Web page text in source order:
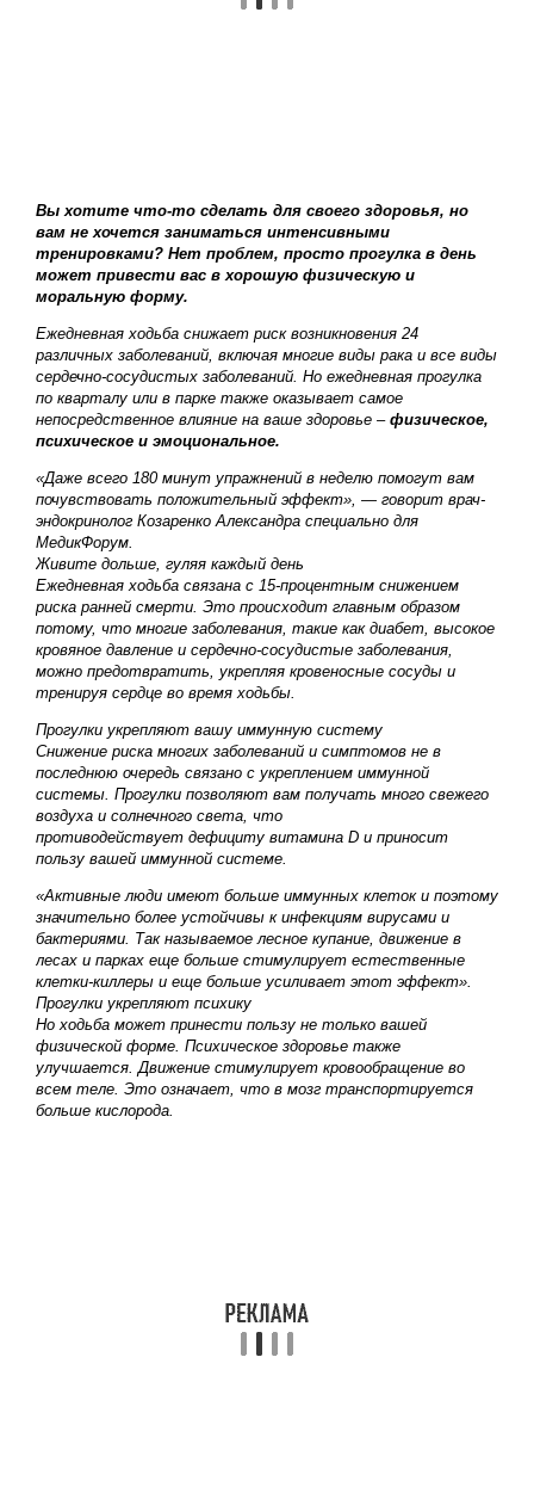
Вы хотите что-то сделать для своего здоровья, но
вам не хочется заниматься интенсивными
тренировками? Нет проблем, просто прогулка в день
может привести вас в хорошую физическую и
моральную форму.
Ежедневная ходьба снижает риск возникновения 24
различных заболеваний, включая многие виды рака и все виды
сердечно-сосудистых заболеваний. Но ежедневная прогулка
по кварталу или в парке также оказывает самое
непосредственное влияние на ваше здоровье – физическое,
психическое и эмоциональное.
«Даже всего 180 минут упражнений в неделю помогут вам
почувствовать положительный эффект», — говорит врач-
эндокринолог Козаренко Александра специально для
МедикФорум.
Живите дольше, гуляя каждый день
Ежедневная ходьба связана с 15-процентным снижением
риска ранней смерти. Это происходит главным образом
потому, что многие заболевания, такие как диабет, высокое
кровяное давление и сердечно-сосудистые заболевания,
можно предотвратить, укрепляя кровеносные сосуды и
тренируя сердце во время ходьбы.
Прогулки укрепляют вашу иммунную систему
Снижение риска многих заболеваний и симптомов не в
последнюю очередь связано с укреплением иммунной
системы. Прогулки позволяют вам получать много свежего
воздуха и солнечного света, что
противодействует дефициту витамина D и приносит
пользу вашей иммунной системе.
«Активные люди имеют больше иммунных клеток и поэтому
значительно более устойчивы к инфекциям вирусами и
бактериями. Так называемое лесное купание, движение в
лесах и парках еще больше стимулирует естественные
клетки-киллеры и еще больше усиливает этот эффект».
Прогулки укрепляют психику
Но ходьба может принести пользу не только вашей
физической форме. Психическое здоровье также
улучшается. Движение стимулирует кровообращение во
всем теле. Это означает, что в мозг транспортируется
больше кислорода.